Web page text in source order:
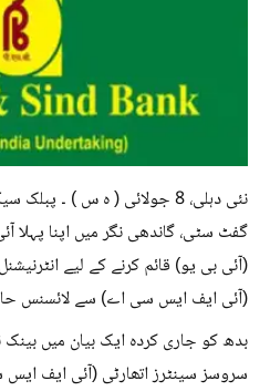
نئی دہلی، 8 جولائی ( ہ س ) ۔
گفٹ سٹی، گاندھی نگر میں اپنا
(آئی بی یو) قائم کرنے کے لیے
(آئی ایف ایس سی اے) سے لائسنس
بدھ کو جاری کردہ ایک بیان میں بینک
سروسز سینٹرز اتھارٹی (آئی ایف